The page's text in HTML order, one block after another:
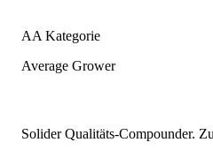
AA Kategorie
Average Grower
Solider Qualitäts-Compounder.